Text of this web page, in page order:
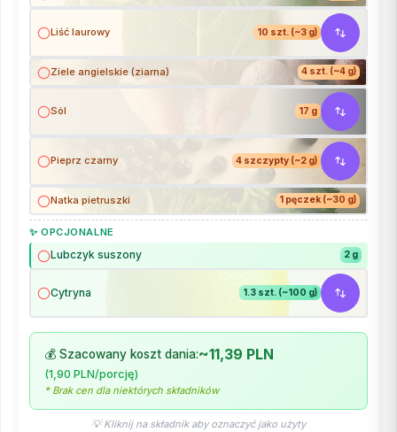
Liść laurowy 10 szt. (~3 g)
Ziele angielskie (ziarna) 4 szt. (~4 g)
Sól 17 g
Pieprz czarny 4 szczypty (~2 g)
Natka pietruszki 1 pęczek (~30 g)
✨ OPCJONALNE
Lubczyk suszony 2 g
Cytryna 1.3 szt. (~100 g)
💰 Szacowany koszt dania:~11,39 PLN
(1,90 PLN/porcję)
* Brak cen dla niektórych składników
💡 Kliknij na składnik aby oznaczyć jako użyty